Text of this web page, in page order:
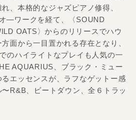
、本格的なジャズピアノ修得、
―ワークを経て、〈SOUND
OATS〉からのリリースでハウ
面から一目置かれる存在となり、
のハイライトなプレイも人気の一
AQUARIUS、ブラック・ミュー
エッセンスが、ラフなゲットー感
R&B、ビートダウン、全６トラッ